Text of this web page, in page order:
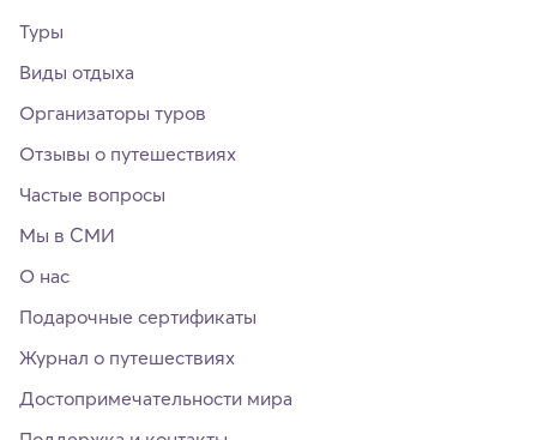
Туры
Виды отдыха
Организаторы туров
Отзывы о путешествиях
Частые вопросы
Мы в СМИ
О нас
Подарочные сертификаты
Журнал о путешествиях
Достопримечательности мира